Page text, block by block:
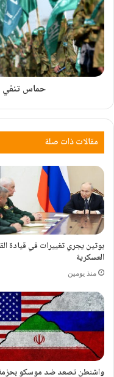
حماس تنفي
مقالات ذات صلة
بوتين يجري تغييرات في قيادة
العسكرية
منذ يومين
واشنطن تصعد ضد موسكو